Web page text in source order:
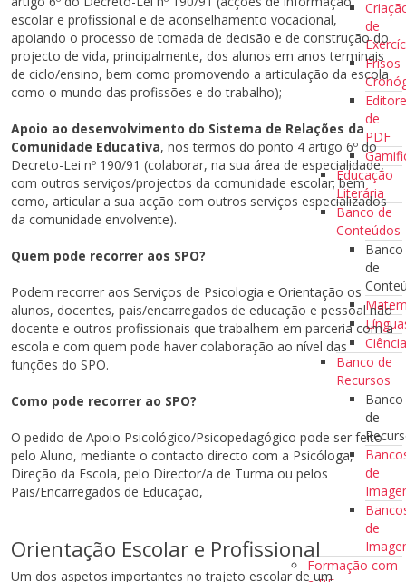
de
Frisos
de
PDF
Educação
Literária
Banco de
Conteúdos
Banco
de
Banco de
Recursos
Banco
de
de
de
Formação com
escolar e profissional e de aconselhamento vocacional,
apoiando o processo de tomada de decisão e de construção do
projecto de vida, principalmente, dos alunos em anos terminais
de ciclo/ensino, bem como promovendo a articulação da escola
como o mundo das profissões e do trabalho);
Apoio ao desenvolvimento do Sistema de Relações da
Comunidade Educativa, nos termos do ponto 4 artigo 6º do
Decreto-Lei nº 190/91 (colaborar, na sua área de especialidade,
com outros serviços/projectos da comunidade escolar; bem
como, articular a sua acção com outros serviços especializados
da comunidade envolvente).
Quem pode recorrer aos SPO?
Podem recorrer aos Serviços de Psicologia e Orientação os
alunos, docentes, pais/encarregados de educação e pessoal não
docente e outros profissionais que trabalhem em parceria com a
escola e com quem pode haver colaboração ao nível das
funções do SPO.
Como pode recorrer ao SPO?
O pedido de Apoio Psicológico/Psicopedagógico pode ser feito
pelo Aluno, mediante o contacto directo com a Psicóloga,
Direção da Escola, pelo Director/a de Turma ou pelos
Pais/Encarregados de Educação,
Orientação Escolar e Profissional
Um dos aspetos importantes no trajeto escolar de um